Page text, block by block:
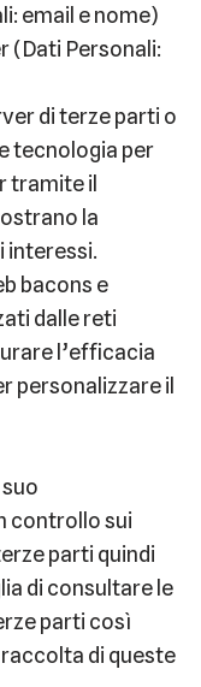
email e nome)
(Dati Personali:
di terze parti o
tecnologia per
tramite il
la
interessi.
bacons e
dalle reti
l’efficacia
personalizzare il
controllo sui
parti quindi
di consultare le
parti così
di queste